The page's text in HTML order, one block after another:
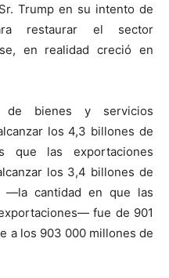
Trump en su intento de
restaurar el sector
en realidad creció en
de bienes y servicios
los 4,3 billones de
que las exportaciones
los 3,4 billones de
—la cantidad en que las
fue de 901
a los 903 000 millones de